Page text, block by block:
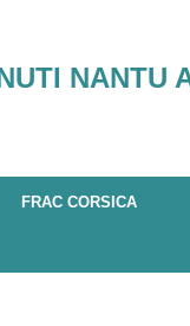
NANTU
FRAC CORSICA